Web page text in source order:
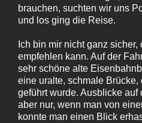
brauchen, suchten wir uns
und los ging die Reise.
Ich bin mir nicht ganz
empfehlen kann. Auf der
sehr schöne alte
eine uralte, schmale
geführt wurde. Ausblicke auf
aber nur, wenn man von
konnte man einen Blick